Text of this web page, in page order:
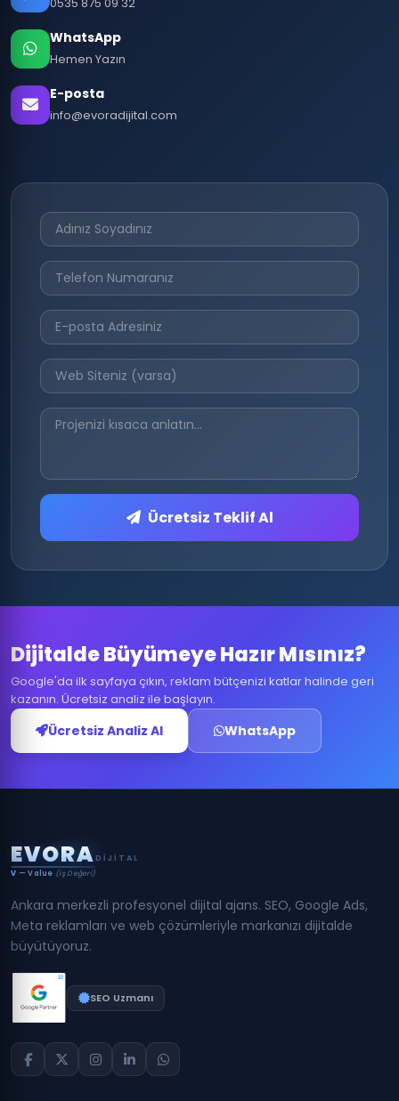
WhatsApp
Hemen Yazın
E-posta
info@evoradijital.com
Ücretsiz Teklif Al
Dijitalde Büyümeye Hazır Mısınız?
Google'da ilk sayfaya çıkın, reklam bütçenizi katlar halinde geri
kazanın. Ücretsiz analiz ile başlayın.
Ücretsiz Analiz Al WhatsApp
EVORA DIJITAL
V — Value (İş Değeri)
Ankara merkezli profesyonel dijital ajans. SEO, Google Ads,
Meta reklamları ve web çözümleriyle markanızı dijitalde
büyütüyoruz.
SEO Uzmanı